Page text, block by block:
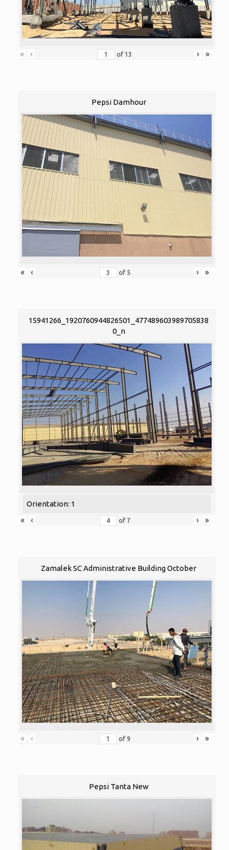
« ‹ of 13 › »
Pepsi Damhour
« ‹ of 5 › »
15941266_1920760944826501_477489603989705838
0_n
Orientation: 1
«
‹ of 7 › »
Zamalek SC Administrative Building October
« ‹ of 9 › »
Pepsi Tanta New